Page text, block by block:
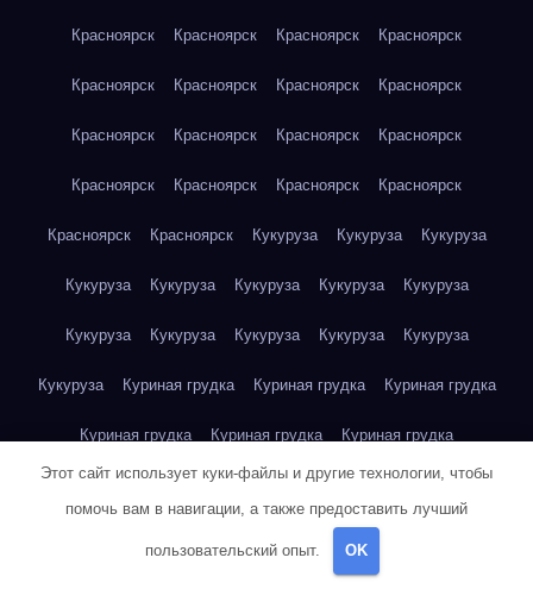
Красноярск Красноярск Красноярск Красноярск
Красноярск Красноярск Красноярск Красноярск
Красноярск Красноярск Красноярск Красноярск
Красноярск Красноярск Красноярск Красноярск
Красноярск Красноярск Кукуруза Кукуруза Кукуруза
Кукуруза Кукуруза Кукуруза Кукуруза Кукуруза
Кукуруза Кукуруза Кукуруза Кукуруза Кукуруза
Кукуруза Куриная грудка Куриная грудка Куриная грудка
Куриная грудка Куриная грудка Куриная грудка
Куриная грудка Куриная грудка Куриная грудка
Куриная грудка
Этот сайт использует куки-файлы и другие технологии, чтобы
помочь вам в навигации, а также предоставить лучший
пользовательский опыт. OK